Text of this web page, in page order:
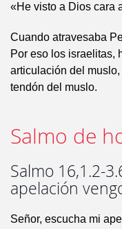
«He visto a Dios cara
Cuando atravesaba
Por eso los israelitas,
articulación del
tendón del muslo.
Salmo de
Salmo 16,1.2-
apelación
Señor, escucha mi